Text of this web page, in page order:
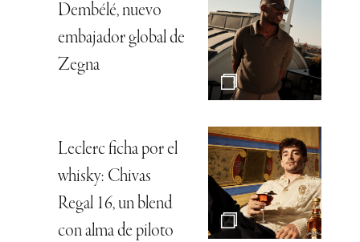
Dembélé, nuevo
embajador global de
Zegna
Leclerc ficha por el
whisky: Chivas
Regal 16, un blend
con alma de piloto